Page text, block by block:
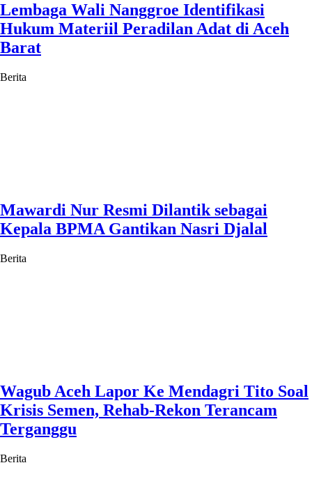
Lembaga Wali Nanggroe Identifikasi
Hukum Materiil Peradilan Adat di Aceh
Barat
Berita
Mawardi Nur Resmi Dilantik sebagai
Kepala BPMA Gantikan Nasri Djalal
Berita
Wagub Aceh Lapor Ke Mendagri Tito Soal
Krisis Semen, Rehab-Rekon Terancam
Terganggu
Berita